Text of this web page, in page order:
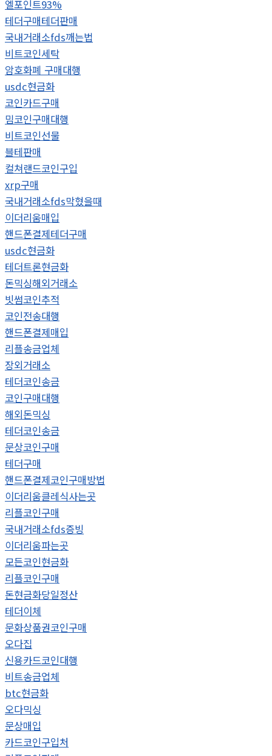
엘포인트93%
테더구매테더판매
국내거래소fds깨는법
비트코인세탁
암호화폐 구매대행
usdc현금화
코인카드구매
밈코인구매대행
비트코인선물
블테판매
컬쳐랜드코인구입
xrp구매
국내거래소fds막혔을때
이더리움매입
핸드폰결제테더구매
usdc현금화
테더트론현금화
돈믹싱해외거래소
빗썸코인추적
코인전송대행
핸드폰결제매입
리플송금업체
장외거래소
테더코인송금
코인구매대행
해외돈믹싱
테더코인송금
문상코인구매
테더구매
핸드폰결제코인구매방법
이더리움클레식사는곳
리플코인구매
국내거래소fds증빙
이더리움파는곳
모든코인현금화
리플코인구매
돈현금화당일정산
테더이체
문화상품권코인구매
오다집
신용카드코인대행
비트송금업체
btc현금화
오다믹싱
문상매입
카드코인구입처